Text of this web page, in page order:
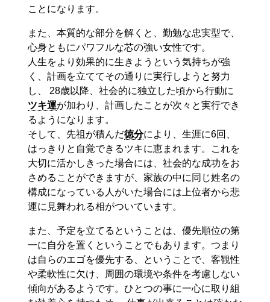
ことになります。
また、本質的な部分を解くと、勤勉な忠実型で、
心身ともにパワフルな芯の強い女性です。
人生をより効果的に生きようという気持ちが強
く、計画を立ててその通りに実行しようと努力
し、 28歳以降、社会的に独立した頃から行動に
ツキ運が加わり、計画したことが次々と実行でき
るようになります。
そして、先祖が積んだ徳分により、生涯に6回、
はっきりと自覚できるツキに恵まれます。これを
大切に活かしきった場合には、社会的な成功をお
さめることができますが、家族の中に同じ姓名の
構成になっている人がいた場合には上位者から悲
運に見舞われる相がついています。
また、予定を立てるということは、優先順位の第
一に自分を置くということでもあります。つまり
は自らのエゴを優先する、ということで、客観性
や柔軟性に欠け、周囲の環境や条件を考慮しない
傾向があるようです。ひとつの事に一心に取り組